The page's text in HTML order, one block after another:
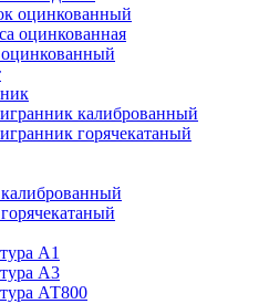
оцинкованный
оцинкованная
калиброванный
горячекатаный
А1
А3
АТ800